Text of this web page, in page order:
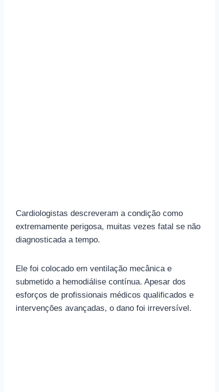
Cardiologistas descreveram a condição como
extremamente perigosa, muitas vezes fatal se não
diagnosticada a tempo.
Ele foi colocado em ventilação mecânica e
submetido a hemodiálise contínua. Apesar dos
esforços de profissionais médicos qualificados e
intervenções avançadas, o dano foi irreversível.